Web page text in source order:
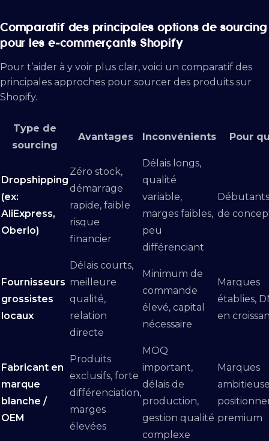
Comparatif des principales options de sourcing
pour les e-commerçants Shopify
Pour t’aider à y voir plus clair, voici un comparatif des
principales approches pour sourcer des produits sur
Shopify.
Type de
sourcing
Avantages Inconvénients Pour
Dropshipping
(ex:
AliExpress,
Oberlo)
Zéro stock,
démarrage
rapide, faible
risque
financier
Délais longs,
qualité
variable,
marges faibles,
peu
différenciant
de
Fournisseurs
grossistes
locaux
Délais courts,
meilleure
qualité,
relation
directe
Minimum de
commande
élevé, capital
nécessaire
Marques
établies,
en
Fabricant en
marque
blanche /
OEM
Produits
exclusifs, forte
différenciation,
marges
élevées
MOQ
important,
délais de
production,
gestion qualité
complexe
Marques
premium